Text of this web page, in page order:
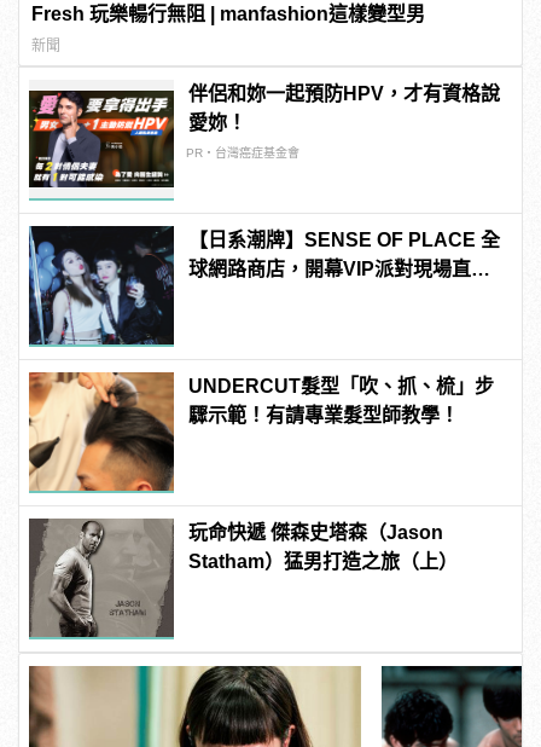
Fresh 玩樂暢行無阻 | manfashion這樣變型男
新聞
伴侶和妳一起預防HPV，才有資格說
愛妳！
PR・台灣癌症基金會
【日系潮牌】SENSE OF PLACE 全
球網路商店，開幕VIP派對現場直
UNDERCUT髮型「吹、抓、梳」步
驟示範！有請專業髮型師教學！
玩命快遞 傑森史塔森（Jason
Statham）猛男打造之旅（上）